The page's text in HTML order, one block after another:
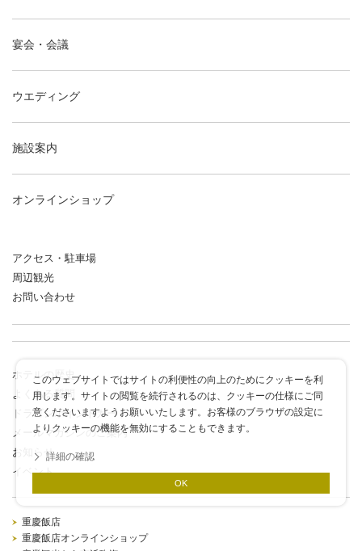
このウェブサイトではサイトの利便性の向上のためにクッキーを利
用します。サイトの閲覧を続行されるのは、クッキーの仕様にご同
意くださいますようお願いいたします。お客様のブラウザの設定に
よりクッキーの機能を無効にすることもできます。
詳細の確認
OK
宴会・会議
ウエディング
施設案内
オンラインショップ
アクセス・駐車場
周辺観光
お問い合わせ
ホテルの歴史
よくある質問
ドラゴンポイントカード
メールマガジンのご案内
お知らせ
イベント
重慶飯店
重慶飯店オンラインショップ